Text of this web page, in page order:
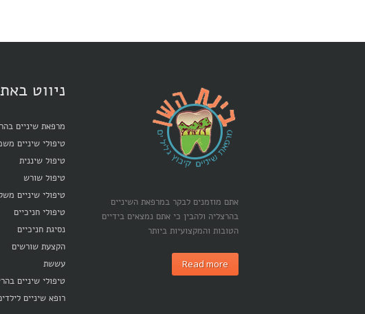
ניווט
מרפאת שיניים
טיפולי שיניים
טיפול שיננית
טיפול שורש
טיפולי שיניים
טיפולי חניכיים
נסיגת חניכיים
הקצעת שורשים
עששת
טיפולי שיניים
רופא שיניים
אתם מוזמנים לבקר במרפאת השיניים
בהרצליה ולהבין כי אתם נמצאים בידיים
הטובות והמקצועיות ביותר
Read more